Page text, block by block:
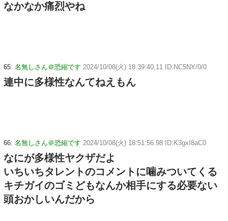
なかなか痛烈やね
65: 名無しさん＠恐縮です 2024/10/08(火) 18:39:40.11 ID:NC5NY/0/0
連中に多様性なんてねえもん
66: 名無しさん＠恐縮です 2024/10/08(火) 18:51:56.98 ID:K3gxI8aC0
なにが多様性ヤクザだよ
いちいちタレントのコメントに噛みついてくる
キチガイのゴミどもなんか相手にする必要ない
頭おかしいんだから